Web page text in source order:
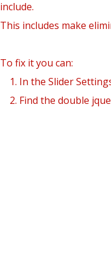
include.
This includes make
To fix it you can:
1. In the Slider
2. Find the double
Sortie